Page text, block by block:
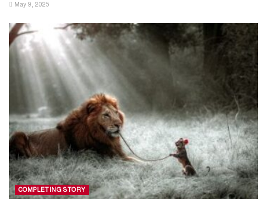
May 9, 2025
COMPLETING STORY